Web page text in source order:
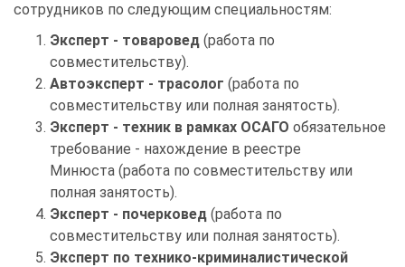
сотрудников по следующим специальностям:
Эксперт - товаровед (работа по
совместительству).
Автоэксперт - трасолог (работа по
совместительству или полная занятость).
Эксперт - техник в рамках ОСАГО обязательное
требование - нахождение в реестре
Минюста (работа по совместительству или
полная занятость).
Эксперт - почерковед (работа по
совместительству или полная занятость).
Эксперт по технико-криминалистической